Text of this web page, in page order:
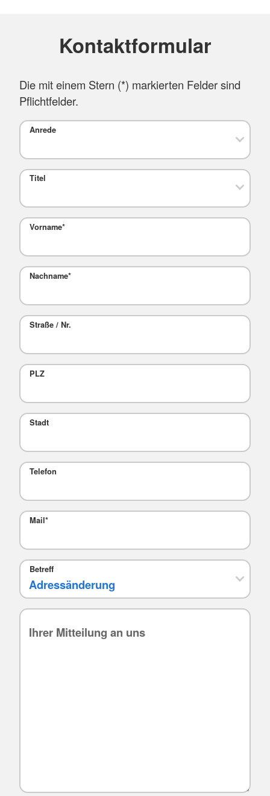
Kontaktformular
Die mit einem Stern (*) markierten Felder sind
Pflichtfelder.
Anrede
Titel
Vorname*
Nachname*
Straße / Nr.
PLZ
Stadt
Telefon
Mail*
Betreff